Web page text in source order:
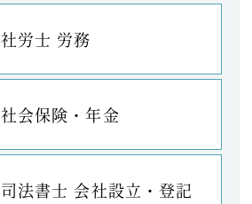
社労士 労務
社会保険・年金
司法書士 会社設立・登記